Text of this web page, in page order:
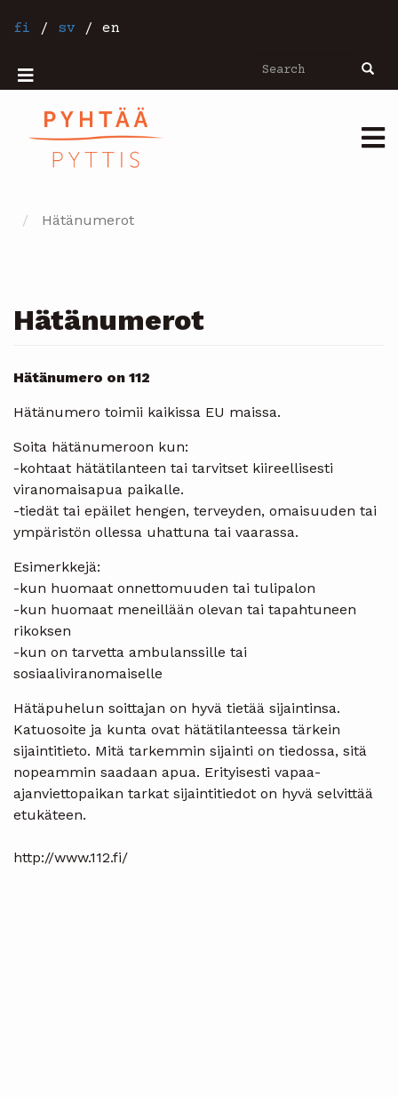
fi / sv / en
Search
Mobiilivalikko
Hätänumerot
Hätänumerot
Hätänumero on 112
Hätänumero toimii kaikissa EU maissa.
Soita hätänumeroon kun:
-kohtaat hätätilanteen tai tarvitset kiireellisesti
viranomaisapua paikalle.
-tiedät tai epäilet hengen, terveyden, omaisuuden tai
ympäristön ollessa uhattuna tai vaarassa.
Esimerkkejä:
-kun huomaat onnettomuuden tai tulipalon
-kun huomaat meneillään olevan tai tapahtuneen
rikoksen
-kun on tarvetta ambulanssille tai
sosiaaliviranomaiselle
Hätäpuhelun soittajan on hyvä tietää sijaintinsa.
Katuosoite ja kunta ovat hätätilanteessa tärkein
sijaintitieto. Mitä tarkemmin sijainti on tiedossa, sitä
nopeammin saadaan apua. Erityisesti vapaa-
ajanviettopaikan tarkat sijaintitiedot on hyvä selvittää
etukäteen.
http://www.112.fi/